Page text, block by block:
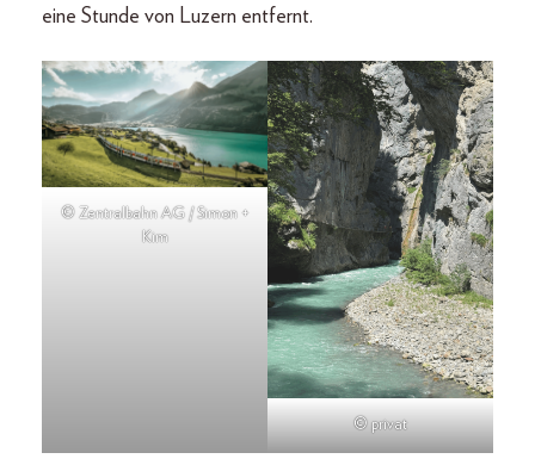
eine Stunde von Luzern entfernt.
© Zentralbahn AG / Simon +
Kim
© privat